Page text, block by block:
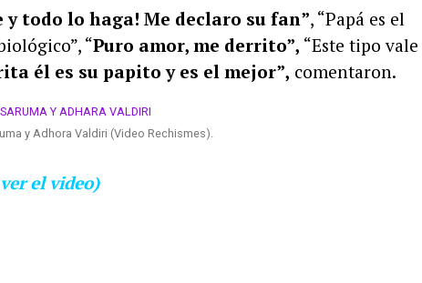
y todo lo haga! Me declaro su fan”, “Papá es el
”, “Puro amor, me derrito”, “Este tipo vale
él es su papito y es el mejor”, comentaron.
y Adhora Valdiri (Video Rechismes).
el video)